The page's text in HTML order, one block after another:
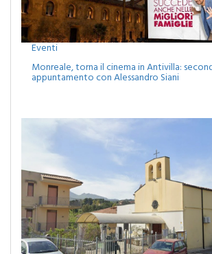
Eventi
Monreale, torna il cinema in Antivilla: secondo